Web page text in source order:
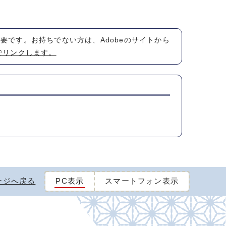
です。お持ちでない方は、Adobeのサイトから
ンクします。
ジへ戻る PC表示 スマートフォン表示